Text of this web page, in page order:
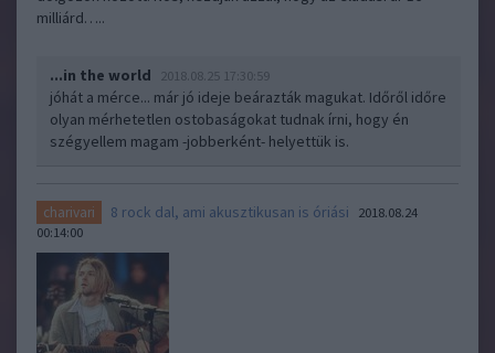
milliárd…..
...in the world 2018.08.25 17:30:59
jóhát a mérce... már jó ideje beárazták magukat. Időről időre
olyan mérhetetlen ostobaságokat tudnak írni, hogy én
szégyellem magam -jobberként- helyettük is.
charivari 8 rock dal, ami akusztikusan is óriási
2018.08.24
00:14:00